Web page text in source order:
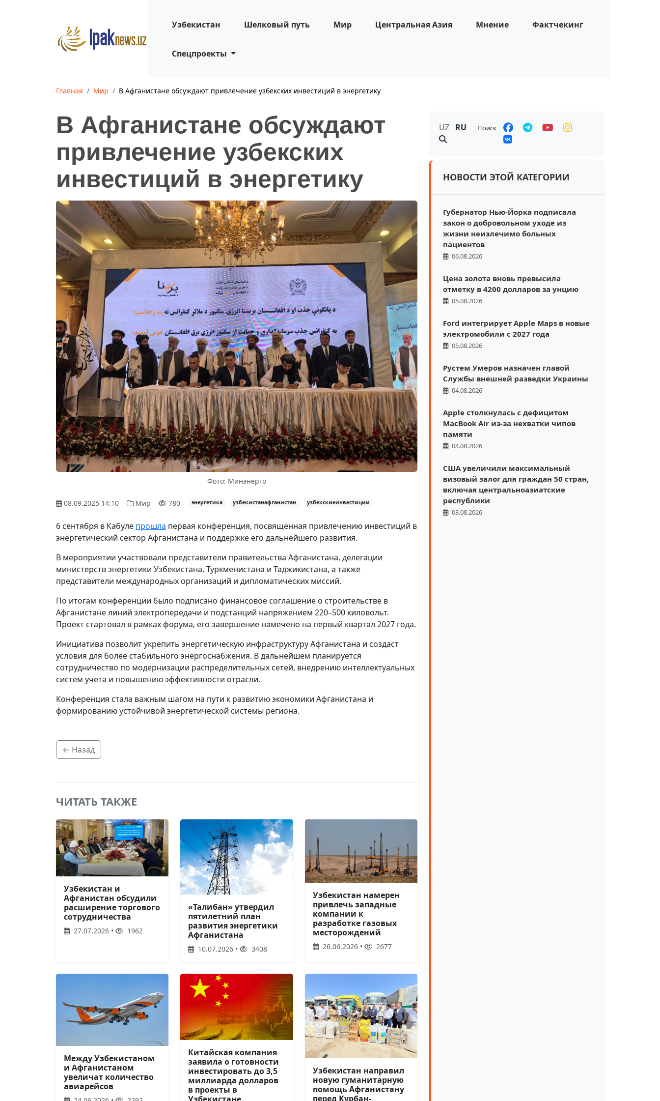
Узбекистан Шелковый путь Мир Центральная Азия Мнение Фактчекинг
Спецпроекты
Главная Мир В Афганистане обсуждают привлечение узбекских инвестиций в энергетику
В Афганистане обсуждают
привлечение узбекских
инвестиций в энергетику
Фото: Минэнерго
08.09.2025 14:10 Мир 780 энергетика узбекистанафганистан узбекскиеинвестиции
6 сентября в Кабуле прошла первая конференция, посвященная привлечению инвестиций в
энергетический сектор Афганистана и поддержке его дальнейшего развития.
В мероприятии участвовали представители правительства Афганистана, делегации
министерств энергетики Узбекистана, Туркменистана и Таджикистана, а также
представители международных организаций и дипломатических миссий.
По итогам конференции было подписано финансовое соглашение о строительстве в
Афганистане линий электропередачи и подстанций напряжением 220–500 киловольт.
Проект стартовал в рамках форума, его завершение намечено на первый квартал 2027 года.
Инициатива позволит укрепить энергетическую инфраструктуру Афганистана и создаст
условия для более стабильного энергоснабжения. В дальнейшем планируется
сотрудничество по модернизации распределительных сетей, внедрению интеллектуальных
систем учета и повышению эффективности отрасли.
Конференция стала важным шагом на пути к развитию экономики Афганистана и
формированию устойчивой энергетической системы региона.
← Назад
ЧИТАТЬ ТАКЖЕ
Узбекистан и
Афганистан обсудили
расширение торгового
сотрудничества
27.07.2026 • 1962
«Талибан» утвердил
пятилетний план
развития энергетики
Афганистана
10.07.2026 • 3408
Узбекистан намерен
привлечь западные
компании к
разработке газовых
месторождений
26.06.2026 • 2677
Между Узбекистаном
и Афганистаном
увеличат количество
авиарейсов
Китайская компания
заявила о готовности
инвестировать до 3,5
миллиарда долларов
в проекты в
Узбекистан направил
новую гуманитарную
помощь Афганистану
перед Курбан-
UZ RU Поиск
НОВОСТИ ЭТОЙ КАТЕГОРИИ
Губернатор Нью-Йорка подписала
закон о добровольном уходе из
жизни неизлечимо больных
пациентов
06.08.2026
Цена золота вновь превысила
отметку в 4200 долларов за унцию
05.08.2026
Ford интегрирует Apple Maps в новые
электромобили с 2027 года
05.08.2026
Рустем Умеров назначен главой
Службы внешней разведки Украины
04.08.2026
Apple столкнулась с дефицитом
MacBook Air из-за нехватки чипов
памяти
04.08.2026
США увеличили максимальный
визовый залог для граждан 50 стран,
включая центральноазиатские
республики
03.08.2026